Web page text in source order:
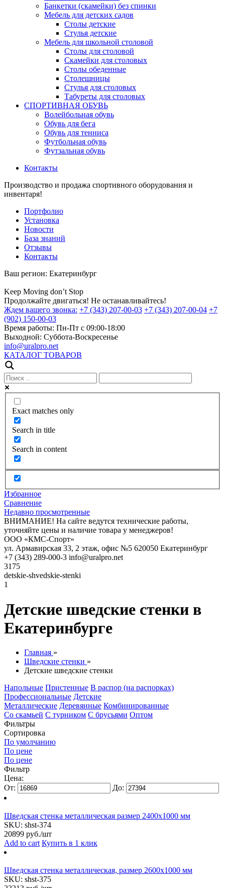
Банкетки (скамейки) без спинки
Мебель для детских садов
Столы детские
Стулья детские
Мебель для школьной столовой
Столы для столовой
Скамейки для столовых
Столы обеденные
Столешницы
Стулья для столовых
Табуреты для столовых
СПОРТИВНАЯ ОБУВЬ
Волейбольная обувь
Обувь для бега
Обувь для тенниса
Футбольная обувь
Футзальная обувь
Контакты
Производство и продажа спортивного оборудования и
инвентаря!
Портфолио
Установка
Новости
База знаний
Отзывы
Контакты
Ваш регион: Екатеринбург
Keep Moving don’t Stop
Продолжайте двигаться! Не останавливайтесь!
Ждем вашего звонка: +7 (343) 207-00-03 +7 (343) 207-00-04 +7
(902) 150-00-03
Время работы: Пн-Пт с 09:00-18:00
Выходной: Суббота-Воскресенье
info@uralpro.net
КАТАЛОГ ТОВАРОВ
Exact matches only
Search in title
Search in content
Избранное
Сравнение
Недавно просмотренные
ВНИМАНИЕ! На сайте ведутся технические работы,
уточняйте цены и наличие товара у менеджеров!
ООО «КМС-Спорт»
ул. Армавирская 33, 2 этаж, офис №5 620050 Екатеринбург
+7 (343) 289-000-3 info@uralpro.net
3175
detskie-shvedskie-stenki
1
Детские шведские стенки в
Екатеринбурге
Главная »
Шведские стенки »
Детские шведские стенки
Напольные Пристенные В распор (на распорках)
Профессиональные Детские
Металлические Деревянные Комбинированные
Со скамьей С турником С брусьями Оптом
Фильтры
Сортировка
По умолчанию
По цене
По цене
Фильтр
Цена:
От:
До:
Шведская стенка металлическая размер 2400х1000 мм
SKU: shst-374
20899 руб./шт
Add to cart Купить в 1 клик
Шведская стенка металлическая, размер 2600х1000 мм
SKU: shst-375